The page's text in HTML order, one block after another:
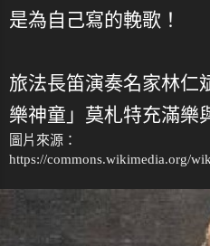
是為自己寫的輓歌！
旅法長笛演奏名家林仁
樂神童」莫札特充滿樂
圖片來源：
https://commons.wikimedia.org/